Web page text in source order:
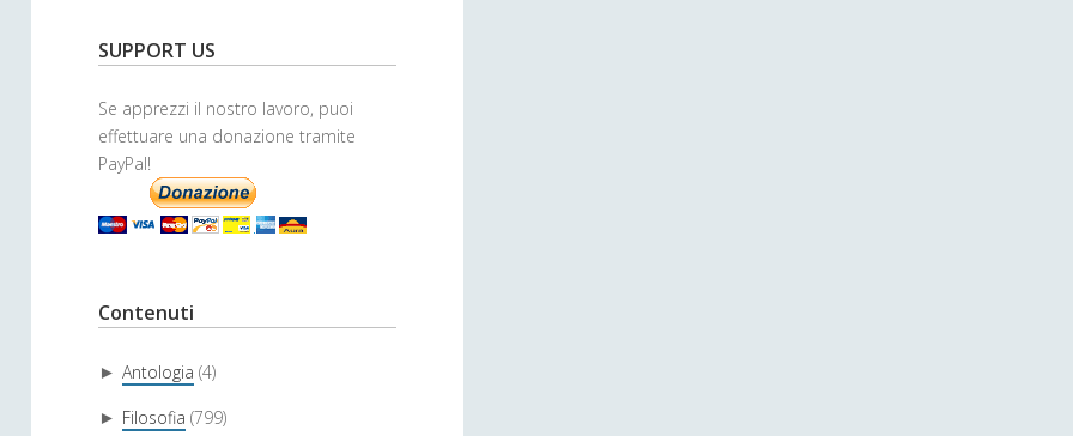
h
SUPPORT US
Se apprezzi il nostro lavoro, puoi
effettuare una donazione tramite
PayPal!
Contenuti
► Antologia (4)
► Filosofia (799)